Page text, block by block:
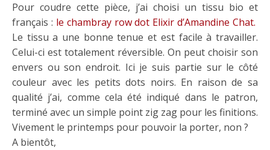
Pour coudre cette pièce, j’ai choisi un tissu bio et
français : le chambray row dot Elixir d’Amandine Chat.
Le tissu a une bonne tenue et est facile à travailler.
Celui-ci est totalement réversible. On peut choisir son
envers ou son endroit. Ici je suis partie sur le côté
couleur avec les petits dots noirs. En raison de sa
qualité j’ai, comme cela été indiqué dans le patron,
terminé avec un simple point zig zag pour les finitions.
Vivement le printemps pour pouvoir la porter, non ?
A bientôt,